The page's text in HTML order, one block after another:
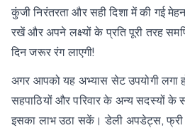
कुंजी निरंतरता और सही दिशा में की गई
रखें और अपने लक्ष्यों के प्रति पूरी तरह
दिन जरूर रंग लाएगी!
अगर आपको यह अभ्यास सेट उपयोगी लगा
सहपाठियों और परिवार के अन्य सदस्यों
इसका लाभ उठा सकें। डेली अपडेट्स, फ्री